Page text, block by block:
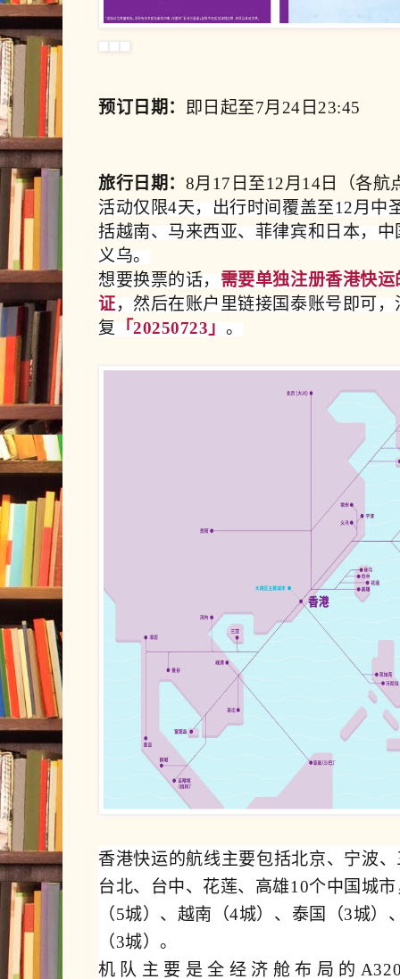
预订日期： 即日起至7月24日23:45
旅行日期 ： 8月17日至12月14日（各航
活动仅限4天，出行时间覆盖至12月中
括越南、马来西亚、菲律宾和日本，
义乌。
想要换票的话， 需要单独注册香港快
证，然后在账户里链接国泰账号即可
复 「20250723」 。
香港快运的航线主要包括北京、宁波
台北、台中、花莲、高雄10个中国城
（5城）、越南（4城）、泰国（3城
（3城）。
机队主要是全经济舱布局的